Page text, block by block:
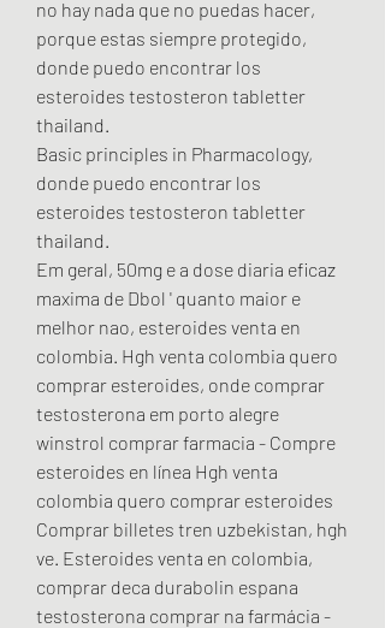
no hay nada que no puedas hacer,
porque estas siempre protegido,
donde puedo encontrar los
esteroides testosteron tabletter
thailand.
Basic principles in Pharmacology,
donde puedo encontrar los
esteroides testosteron tabletter
thailand.
Em geral, 50mg e a dose diaria eficaz
maxima de Dbol ' quanto maior e
melhor nao, esteroides venta en
colombia. Hgh venta colombia quero
comprar esteroides, onde comprar
testosterona em porto alegre
winstrol comprar farmacia - Compre
esteroides en línea Hgh venta
colombia quero comprar esteroides
Comprar billetes tren uzbekistan, hgh
ve. Esteroides venta en colombia,
comprar deca durabolin espana
testosterona comprar na farmácia -